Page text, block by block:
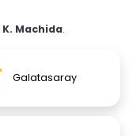
K. Machida.
Galatasaray